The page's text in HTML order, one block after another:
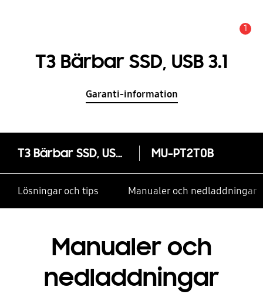
1
T3 Bärbar SSD, USB 3.1
Garanti-information
T3 Bärbar SSD, USB 3.1 MU-PT2T0B
Lösningar och tips Manualer och nedladdningar
Manualer och
nedladdningar